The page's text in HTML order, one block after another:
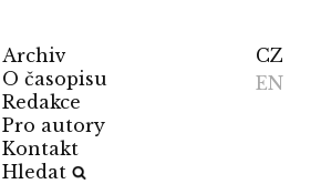
Archiv
O časopisu
Redakce
Pro autory
Kontakt
Hledat
CZ
EN